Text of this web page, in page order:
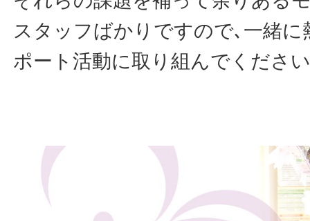
スタッフばかりですので､一緒
ポート活動に取り組んでくださ